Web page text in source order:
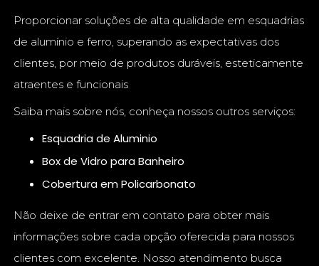
Proporcionar soluções de alta qualidade em esquadrias
de alumínio e ferro, superando as expectativas dos
clientes, por meio de produtos duráveis, esteticamente
atraentes e funcionais
Saiba mais sobre nós, conheça nossos outros serviços:
Esquadria de Aluminio
Box de Vidro para Banheiro
Cobertura em Policarbonato
Não deixe de entrar em contato para obter mais
informações sobre cada opção oferecida para nossos
clientes com excelente. Nosso atendimento busca